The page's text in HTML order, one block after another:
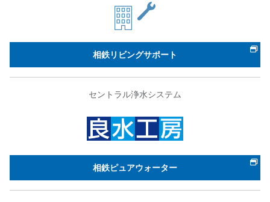
相鉄リビングサポート
セントラル浄水システム
相鉄ピュアウォーター